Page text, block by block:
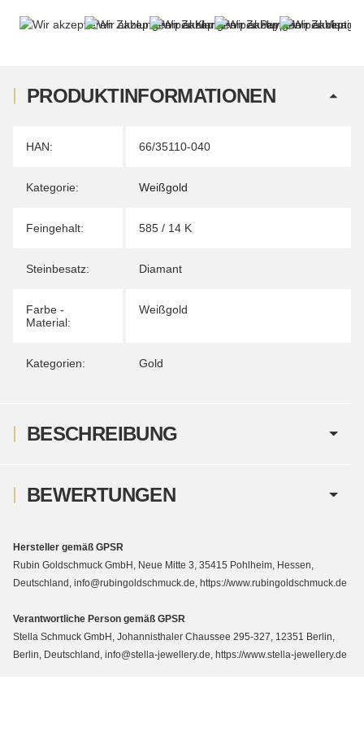
PRODUKTINFORMATIONEN
Produkteigenschaft
Wert
HAN: 66/35110-040
Kategorie: Weißgold
Feingehalt: 585 / 14 K
Steinbesatz: Diamant
Farbe -
Material:
Weißgold
Kategorien: Gold
BESCHREIBUNG
BEWERTUNGEN
Hersteller gemäß GPSR
Rubin Goldschmuck GmbH, Neue Mitte 3, 35415 Pohlheim, Hessen,
Deutschland, info@rubingoldschmuck.de, https://www.rubingoldschmuck.de
Verantwortliche Person gemäß GPSR
Stella Schmuck GmbH, Johannisthaler Chaussee 295-327, 12351 Berlin,
Berlin, Deutschland, info@stella-jewellery.de, https://www.stella-jewellery.de